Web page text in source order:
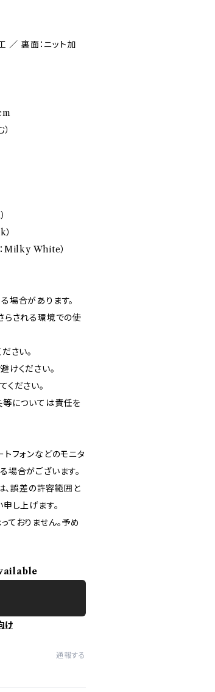
／ 裏面：ニット加
Milky White）
場合があります。
らされる環境での使
さい。
けください。
ださい。
等については責任を
フォンなどのモニタ
場合がございます。
誤差の許容範囲と
し上げます。
おりません。予め
け
通報する